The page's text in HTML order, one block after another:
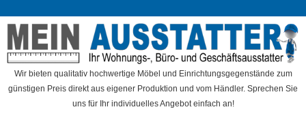
Wir bieten qualitativ hochwertige Möbel und Einrichtungsgegenstände zum
günstigen Preis direkt aus eigener Produktion und vom Händler. Sprechen Sie
uns für Ihr individuelles Angebot einfach an!